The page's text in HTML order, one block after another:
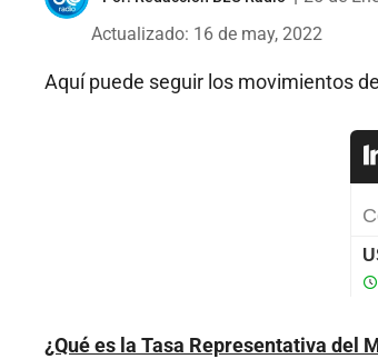
Actualizado: 16 de may, 2022
Aquí puede seguir los movimientos
¿Qué es la Tasa Representativa del